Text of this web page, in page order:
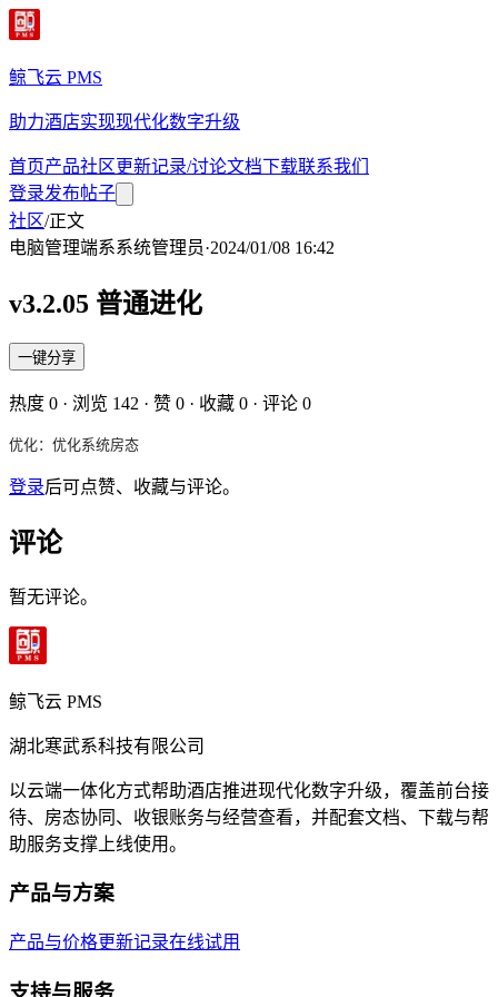
鲸飞云 PMS
助力酒店实现现代化数字升级
首页产品社区更新记录/讨论文档下载联系我们
登录发布帖子
社区/正文
电脑管理端系系统管理员·2024/01/08 16:42
v3.2.05 普通进化
一键分享
热度 0 · 浏览 142 · 赞 0 · 收藏 0 · 评论 0
优化：优化系统房态
登录后可点赞、收藏与评论。
评论
暂无评论。
鲸飞云 PMS
湖北寒武系科技有限公司
以云端一体化方式帮助酒店推进现代化数字升级，覆盖前台接
待、房态协同、收银账务与经营查看，并配套文档、下载与帮
助服务支撑上线使用。
产品与方案
产品与价格更新记录在线试用
支持与服务